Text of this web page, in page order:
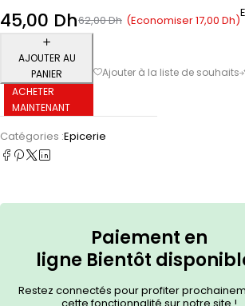
62,00Dh
45,00 Dh (Economiser17,00 Dh)
AJOUTER AU
PANIER
ACHETER
MAINTENANT
Catégories :Epicerie
Paiement en
ligne Bientôt
Restez connectés pour profiter